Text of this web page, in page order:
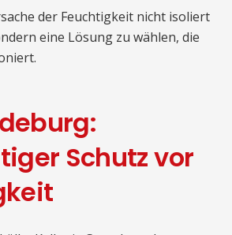
der Feuchtigkeit nicht isoliert
eine Lösung zu wählen, die
Schutz vor